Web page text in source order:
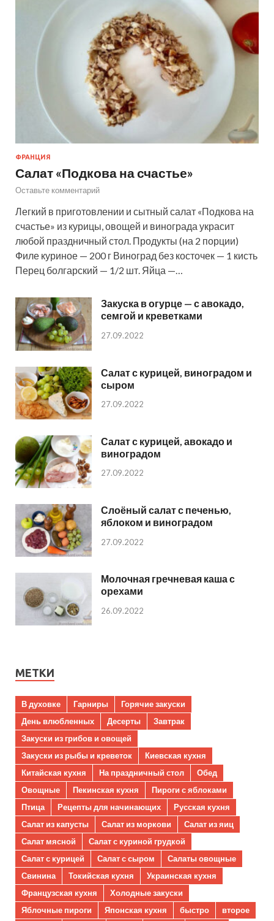
ФРАНЦИЯ
Салат «Подкова на счастье»
Оставьте комментарий
Легкий в приготовлении и сытный салат «Подкова на
счастье» из курицы, овощей и винограда украсит
любой праздничный стол. Продукты (на 2 порции)
Филе куриное — 200 г Виноград без косточек — 1 кисть
Перец болгарский — 1/2 шт. Яйца —…
Закуска в огурце — с авокадо,
семгой и креветками
27.09.2022
Салат с курицей, виноградом и
сыром
27.09.2022
Салат с курицей, авокадо и
виноградом
27.09.2022
Слоёный салат с печенью,
яблоком и виноградом
27.09.2022
Молочная гречневая каша с
орехами
26.09.2022
МЕТКИ
В духовке Гарниры
Горячие закуски
День влюбленных
Десерты
Завтрак
Закуски из грибов и овощей
Закуски из рыбы и креветок
Киевская кухня
Китайская кухня
На праздничный стол
Обед
Овощные
Пекинская кухня
Пироги с яблоками
Птица
Рецепты для начинающих
Русская кухня
Салат из капусты
Салат из моркови
Салат из яиц
Салат мясной
Салат с куриной грудкой
Салат с курицей
Салат с сыром
Салаты овощные
Свинина
Токийская кухня
Украинская кухня
Французская кухня
Холодные закуски
Яблочные пироги
Японская кухня быстро
второе